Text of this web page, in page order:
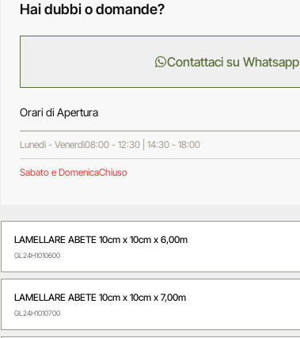
Hai dubbi o domande?
Contattaci su Whatsapp
Orari di Apertura
Lunedì - Venerdì08:00 - 12:30 | 14:30 - 18:00
Sabato e DomenicaChiuso
LAMELLARE ABETE 10cm x 10cm x 6,00m
GL24H1010600
LAMELLARE ABETE 10cm x 10cm x 7,00m
GL24H1010700